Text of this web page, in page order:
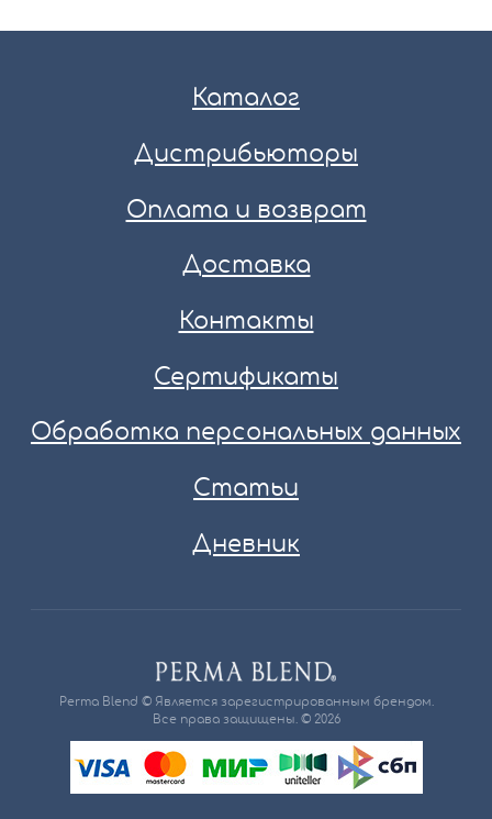
Каталог
Дистрибьюторы
Оплата и возврат
Доставка
Контакты
Сертификаты
Обработка персональных данных
Статьи
Дневник
Perma Blend © Является зарегистрированным брендом.
Все права защищены. © 2026